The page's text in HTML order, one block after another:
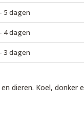
5 dagen
4 dagen
3 dagen
dieren. Koel,